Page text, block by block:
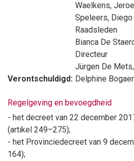
Waelkens,
Speleers,
Raadsleden
Bianca De
Directeur
Jürgen De Mets
Verontschuldigd: Delphine
Regelgeving en bevoegdheid
- het decreet van 22 december
(artikel 249–275);
- het Provinciedecreet van 9
164);